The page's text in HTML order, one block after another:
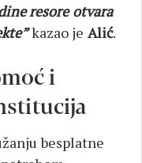
resore otvara
kazao je Alić.
i
besplatne